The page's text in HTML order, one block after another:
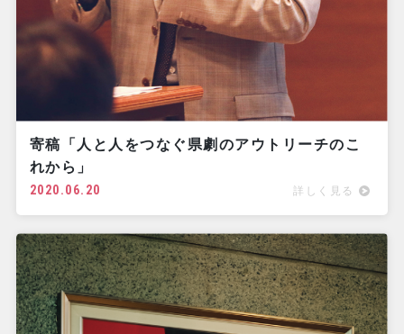
寄稿「人と人をつなぐ県劇のアウトリーチのこ
れから」
2020.06.20 詳しく見る